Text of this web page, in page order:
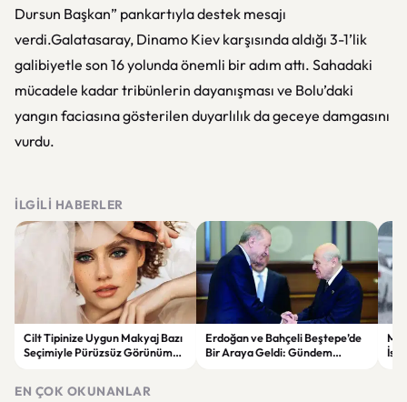
Dursun Başkan” pankartıyla destek mesajı
verdi.Galatasaray, Dinamo Kiev karşısında aldığı 3-1’lik
galibiyetle son 16 yolunda önemli bir adım attı. Sahadaki
mücadele kadar tribünlerin dayanışması ve Bolu’daki
yangın faciasına gösterilen duyarlılık da geceye damgasını
vurdu.
İLGILI HABERLER
Cilt Tipinize Uygun Makyaj Bazı
Seçimiyle Pürüzsüz Görünümün
Erdoğan ve Bahçeli Beştepe’de
Bir Araya Geldi: Gündem
EN ÇOK OKUNANLAR